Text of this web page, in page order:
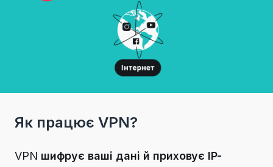
Як працює VPN?
VPN шифрує ваші дані й приховує IP-